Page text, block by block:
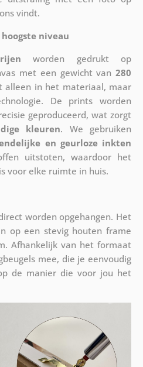
vindt.
niveau
worden gedrukt op
met een gewicht van280
alleen in het materiaal, maar
De prints worden
geproduceerd, wat zorgt
kleuren. We gebruiken
en geurloze inkten
uitstoten, waardoor het
voor elke ruimte in huis.
worden opgehangen. Het
op een stevig houten frame
Afhankelijk van het formaat
mee, die je eenvoudig
de manier die voor jou het